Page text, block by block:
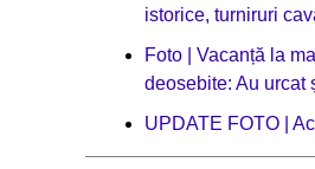
istorice, turniruri
Foto | Vacanță la
deosebite: Au urcat
UPDATE FOTO |